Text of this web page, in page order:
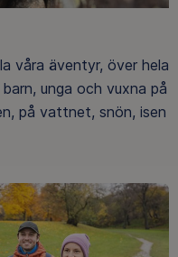
våra äventyr, över hela
unga och vuxna på
på vattnet, snön, isen